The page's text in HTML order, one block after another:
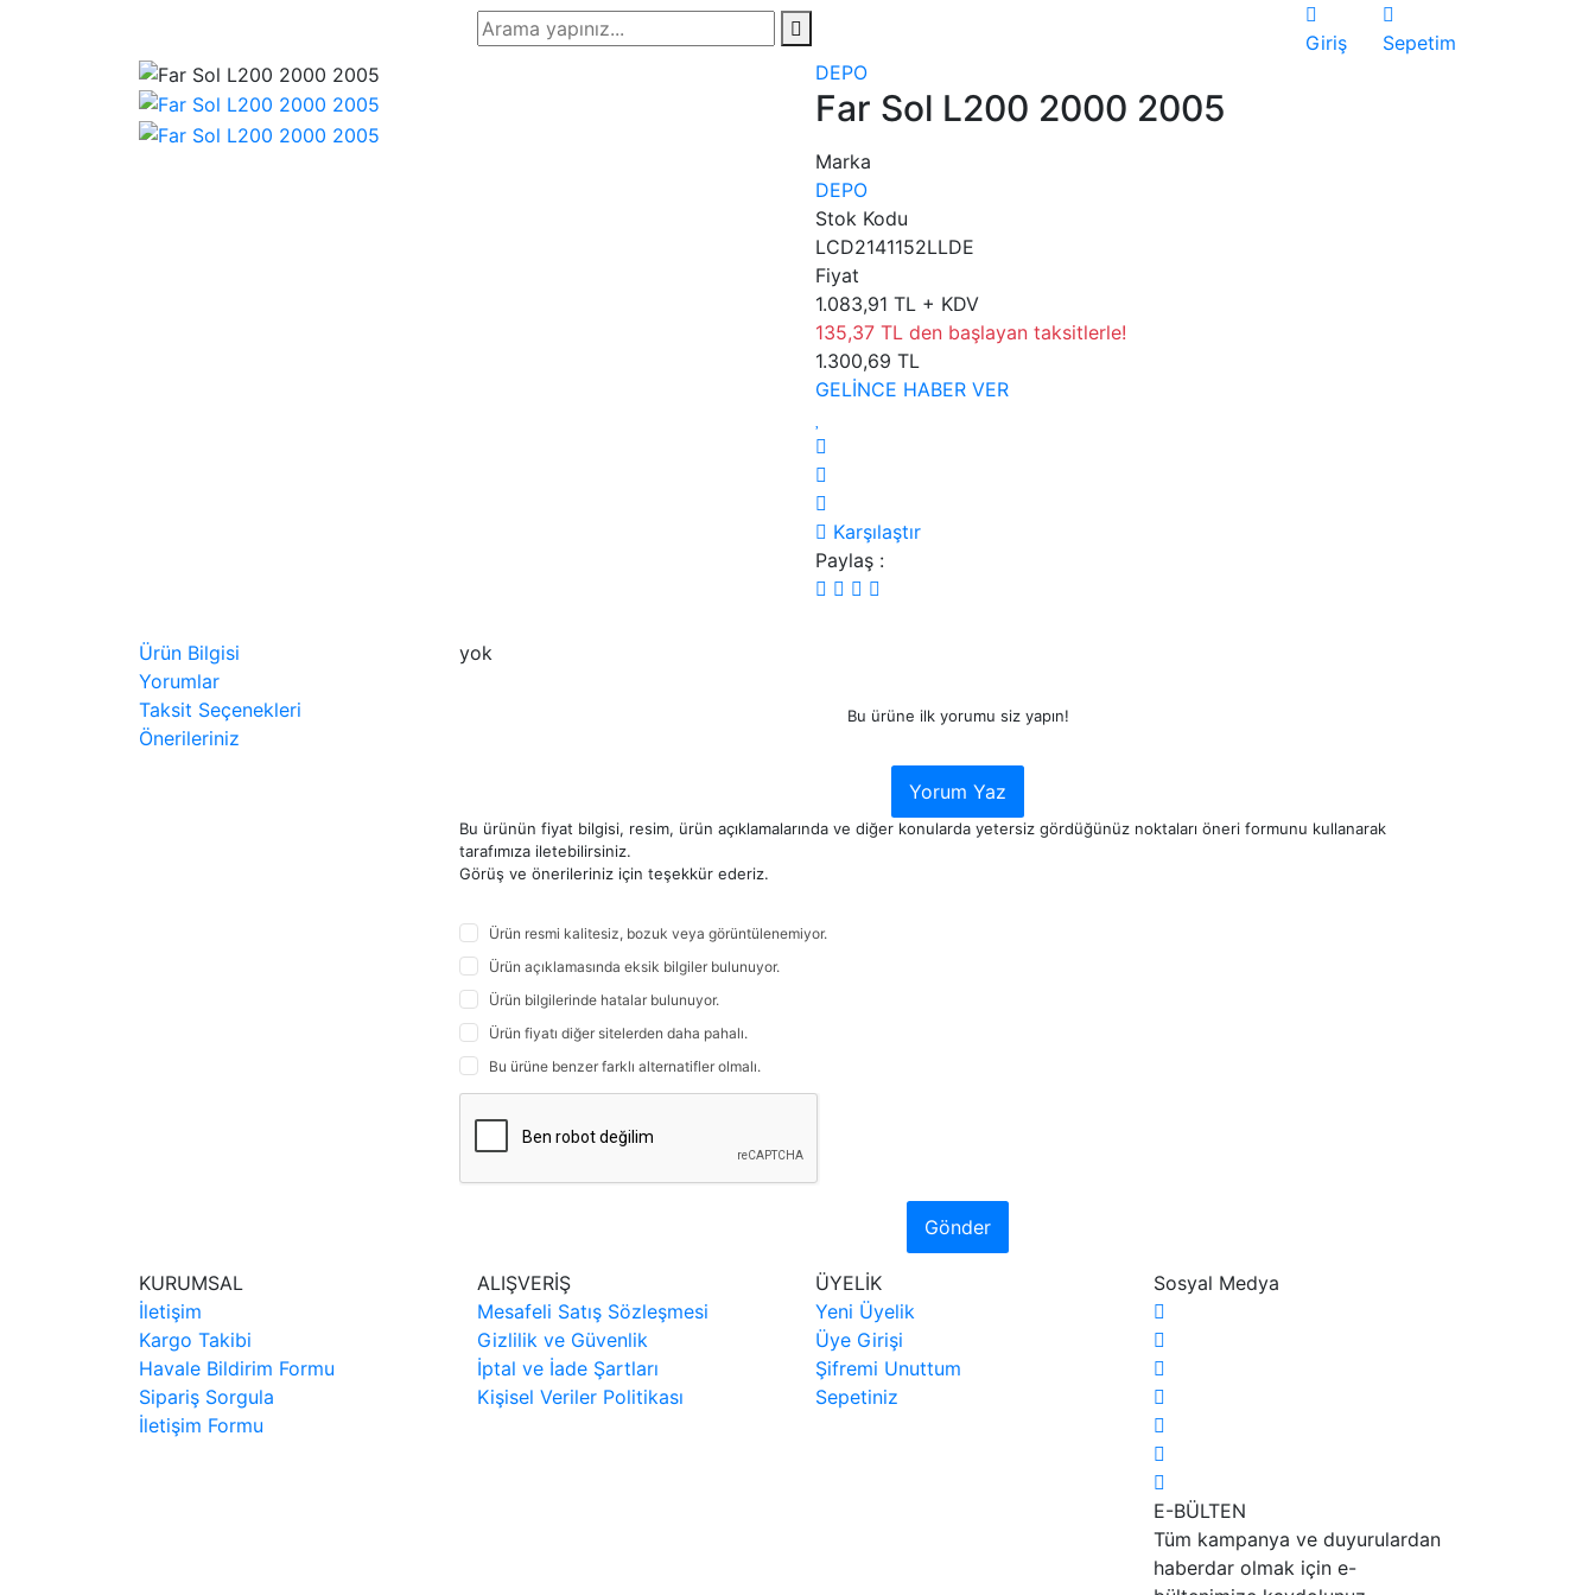
Giriş
Sepetim
DEPO
Far Sol L200 2000 2005
Marka
DEPO
Stok Kodu
LCD2141152LLDE
Fiyat
1.083,91 TL + KDV
135,37 TL den başlayan taksitlerle!
1.300,69 TL
GELİNCE HABER VER
Karşılaştır
Paylaş :
Ürün Bilgisi
Yorumlar
Taksit Seçenekleri
Önerileriniz
yok
Bu ürüne ilk yorumu siz yapın!
Yorum Yaz
Bu ürünün fiyat bilgisi, resim, ürün açıklamalarında ve diğer konularda yetersiz gördüğünüz noktaları öneri formunu kullanarak
tarafımıza iletebilirsiniz.
Görüş ve önerileriniz için teşekkür ederiz.
Ürün resmi kalitesiz, bozuk veya görüntülenemiyor.
Ürün açıklamasında eksik bilgiler bulunuyor.
Ürün bilgilerinde hatalar bulunuyor.
Ürün fiyatı diğer sitelerden daha pahalı.
Bu ürüne benzer farklı alternatifler olmalı.
Gönder
KURUMSAL
İletişim
Kargo Takibi
Havale Bildirim Formu
Sipariş Sorgula
İletişim Formu
ALIŞVERİŞ
Mesafeli Satış Sözleşmesi
Gizlilik ve Güvenlik
İptal ve İade Şartları
Kişisel Veriler Politikası
ÜYELİK
Yeni Üyelik
Üye Girişi
Şifremi Unuttum
Sepetiniz
Sosyal Medya
E-BÜLTEN
Tüm kampanya ve duyurulardan
haberdar olmak için e-